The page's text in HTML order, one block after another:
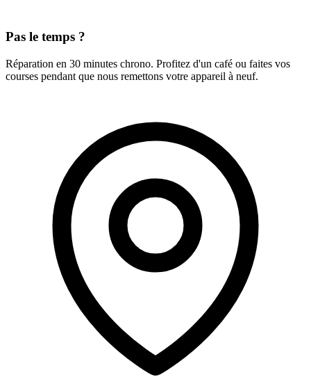
Pas le temps ?
Réparation en 30 minutes chrono. Profitez d'un café ou faites vos
courses pendant que nous remettons votre appareil à neuf.